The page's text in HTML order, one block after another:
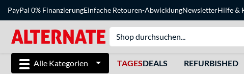
PayPal 0% FinanzierungEinfache Retouren-AbwicklungNewsletterHilfe&
Alle Kategorien TAGESDEALS REFURBISHED